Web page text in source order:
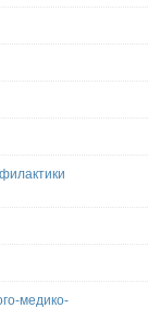
медико-